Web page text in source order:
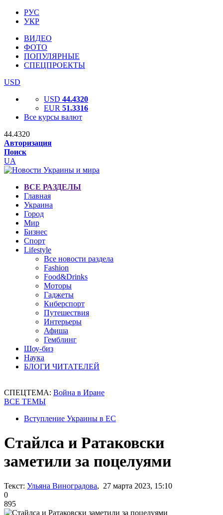
РУС
УКР
ВИДЕО
ФОТО
ПОПУЛЯРНЫЕ
СПЕЦПРОЕКТЫ
USD
USD 44.4320
EUR 51.3316
Все курсы валют
44.4320
Авторизация
Поиск
UA
ВСЕ РАЗДЕЛЫ
Главная
Украина
Город
Мир
Бизнес
Спорт
Lifestyle
Все новости раздела
Fashion
Food&Drinks
Моторы
Гаджеты
Киберспорт
Путешествия
Интерьеры
Афиша
Гемблинг
Шоу-биз
Наука
БЛОГИ ЧИТАТЕЛЕЙ
СПЕЦТЕМА: Война в Иране
ВСЕ ТЕМЫ
Вступление Украины в ЕС
Стайлса и Ратаковски
заметили за поцелуями
Текст: Ульяна Виноградова, 27 марта 2023, 15:10
0
895